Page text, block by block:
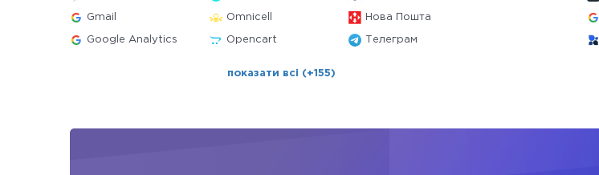
Gmail Omnicell Нова Пошта
Google Analytics Opencart Телеграм
показати всі (+155)